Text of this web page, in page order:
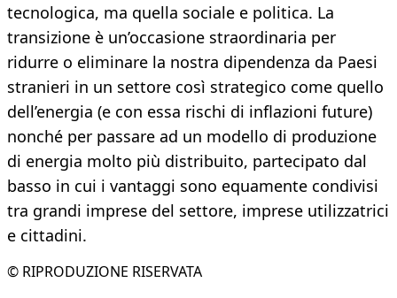
tecnologica, ma quella sociale e politica. La
transizione è un’occasione straordinaria per
ridurre o eliminare la nostra dipendenza da Paesi
stranieri in un settore così strategico come quello
dell’energia (e con essa rischi di inflazioni future)
nonché per passare ad un modello di produzione
di energia molto più distribuito, partecipato dal
basso in cui i vantaggi sono equamente condivisi
tra grandi imprese del settore, imprese utilizzatrici
e cittadini.
© RIPRODUZIONE RISERVATA